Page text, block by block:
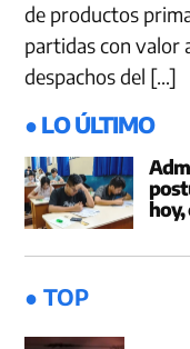
de productos
partidas con valor
despachos del […]
● LO ÚLTIMO
hoy,
● TOP